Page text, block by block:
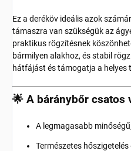
Ez a deréköv ideális azok
támaszra van szükségük az
praktikus rögzítésnek
bármilyen alakhoz, és stabil
hátfájást és támogatja a helyes
🌟 A báránybőr csatos
A legmagasabb
Természetes